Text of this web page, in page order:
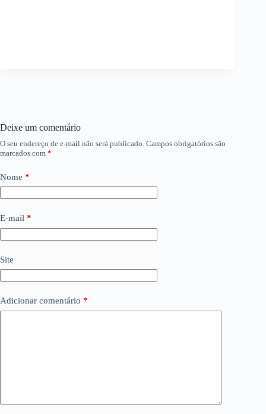
Deixe um comentário
O seu endereço de e-mail não será publicado. Campos obrigatórios são
marcados com *
Nome *
E-mail *
Site
Adicionar comentário *